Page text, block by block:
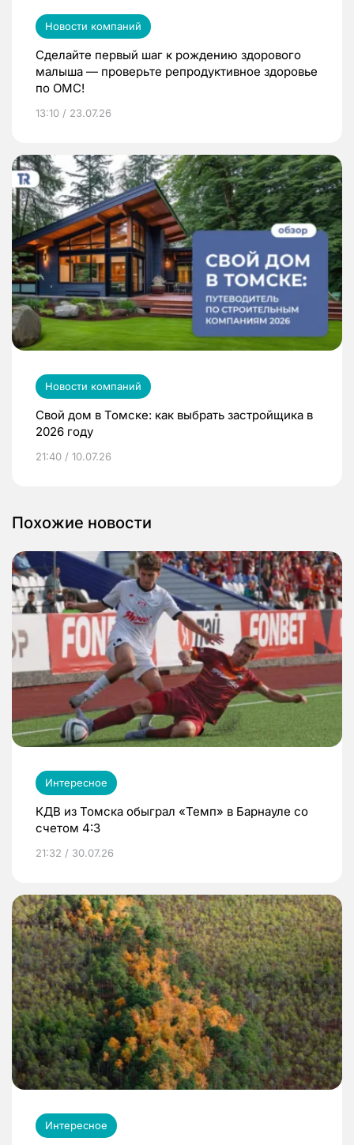
Новости компаний
Сделайте первый шаг к рождению здорового
малыша — проверьте репродуктивное здоровье
по ОМС!
13:10 / 23.07.26
Новости компаний
Свой дом в Томске: как выбрать застройщика в
2026 году
21:40 / 10.07.26
Похожие новости
Интересное
КДВ из Томска обыграл «Темп» в Барнауле со
счетом 4:3
21:32 / 30.07.26
Интересное